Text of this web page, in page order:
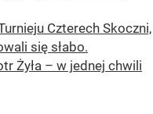
Czterech Skoczni,
się słabo.
Żyła – w jednej chwili